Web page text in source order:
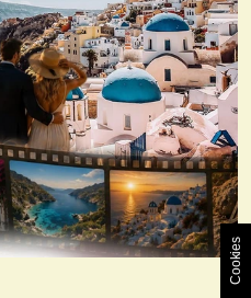
Cookies